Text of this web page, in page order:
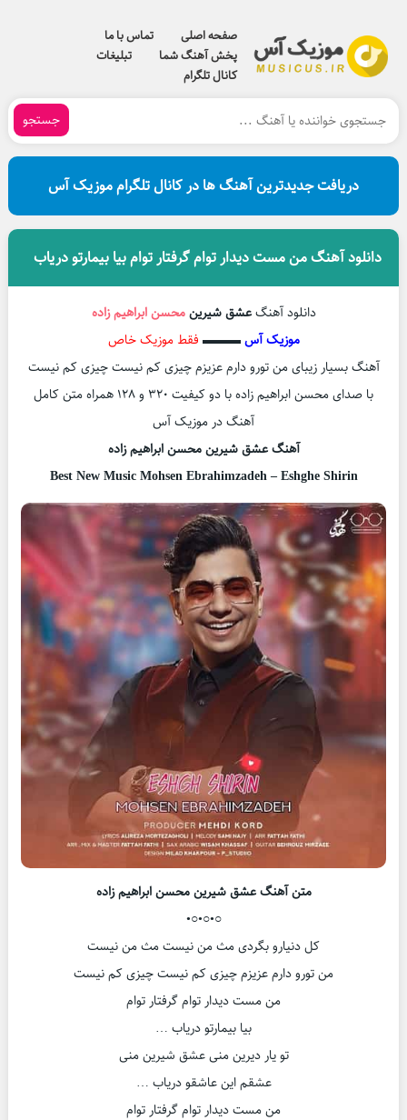
صفحه اصلی
تماس با ما
پخش آهنگ شما
تبلیغات
کانال تلگرام
جستجو
دریافت جدیدترین آهنگ ها در کانال تلگرام موزیک آس
دانلود آهنگ من مست دیدار توام گرفتار توام بیا بیمارتو دریاب
دانلود آهنگعشق شیرینمحسن ابراهیم زاده
موزیک آس▬▬▬ فقط موزیک خاص
آهنگ بسیار زیبای من تورو دارم عزیزم چیزی کم نیست چیزی کم نیست
با صدای محسن ابراهیم زاده با دو کیفیت ۳۲۰ و ۱۲۸ همراه متن کامل
آهنگ در موزیک آس
آهنگ عشق شیرین محسن ابراهیم زاده
Best New Music Mohsen Ebrahimzadeh – Eshghe Shirin
متن آهنگ عشق شیرین محسن ابراهیم زاده
○•○•○•
کل دنیارو بگردی مث من نیست مث من نیست
من تورو دارم عزیزم چیزی کم نیست چیزی کم نیست
من مست دیدار توام گرفتار توام
بیا بیمارتو دریاب …
تو یار دیرین منی عشق شیرین منی
عشقم این عاشقو دریاب …
من مست دیدار توام گرفتار توام